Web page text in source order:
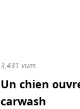
3,431 vues
Un chien
carwash